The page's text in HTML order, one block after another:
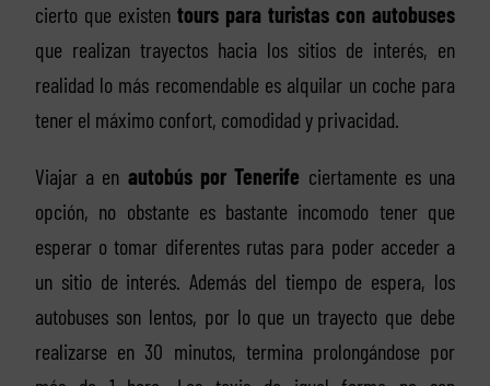
cierto que existen tours para turistas con autobuses
que realizan trayectos hacia los sitios de interés, en
realidad lo más recomendable es alquilar un coche para
tener el máximo confort, comodidad y privacidad.
Viajar a en autobús por Tenerife ciertamente es una
opción, no obstante es bastante incomodo tener que
esperar o tomar diferentes rutas para poder acceder a
un sitio de interés. Además del tiempo de espera, los
autobuses son lentos, por lo que un trayecto que debe
realizarse en 30 minutos, termina prolongándose por